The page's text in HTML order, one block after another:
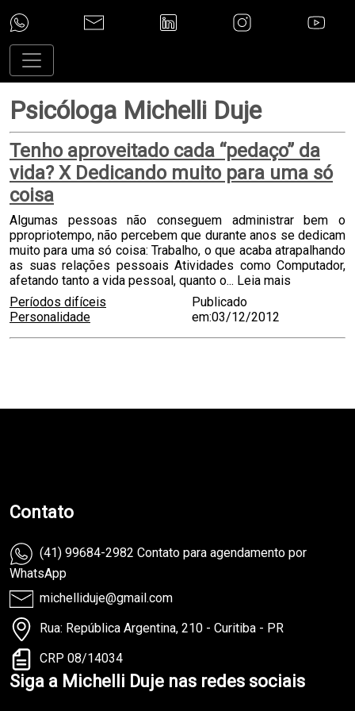
Psicóloga Michelli Duje
Tenho aproveitado cada “pedaço” da
vida? X Dedicando muito para uma só
coisa
Algumas pessoas não conseguem administrar bem o
ppropriotempo, não percebem que durante anos se dedicam
muito para uma só coisa: Trabalho, o que acaba atrapalhando
as suas relações pessoais Atividades como Computador,
afetando tanto a vida pessoal, quanto o... Leia mais
Períodos difíceis
Personalidade
Publicado
em:03/12/2012
Contato
(41) 99684-2982 Contato para agendamento por
WhatsApp
michelliduje@gmail.com
Rua: República Argentina, 210 - Curitiba - PR
CRP 08/14034
Siga a Michelli Duje nas redes sociais